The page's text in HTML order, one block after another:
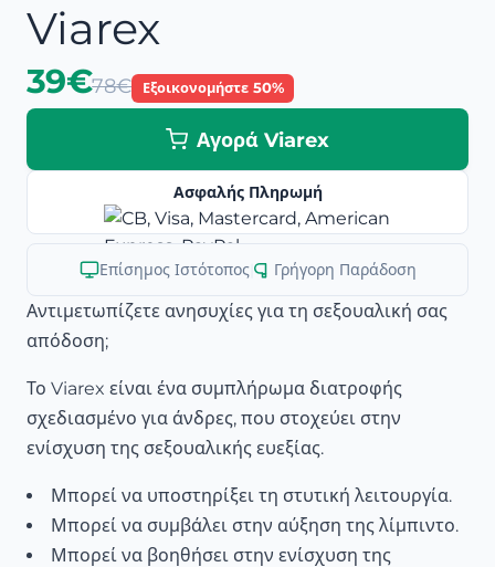
Viarex
39€78€ Εξοικονομήστε 50%
Αγορά Viarex
Ασφαλής Πληρωμή
Επίσημος Ιστότοπος| Γρήγορη Παράδοση
Αντιμετωπίζετε ανησυχίες για τη σεξουαλική σας
απόδοση;
Το Viarex είναι ένα συμπλήρωμα διατροφής
σχεδιασμένο για άνδρες, που στοχεύει στην
ενίσχυση της σεξουαλικής ευεξίας.
Μπορεί να υποστηρίξει τη στυτική λειτουργία.
Μπορεί να συμβάλει στην αύξηση της λίμπιντο.
Μπορεί να βοηθήσει στην ενίσχυση της